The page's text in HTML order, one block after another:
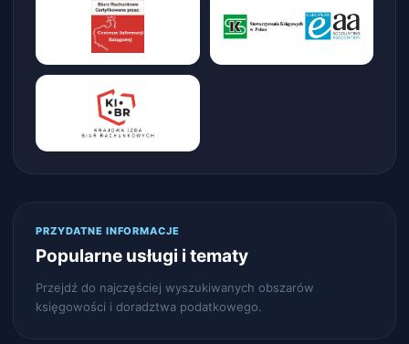
PRZYDATNE INFORMACJE
Popularne usługi i tematy
Przejdź do najczęściej wyszukiwanych obszarów
księgowości i doradztwa podatkowego.